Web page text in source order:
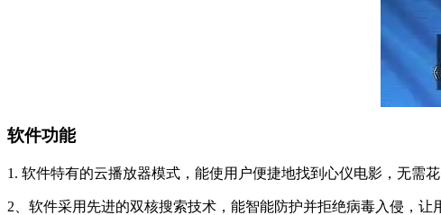
软件功能
1. 软件特有的云播放器模式，能使用户便捷地找到心仪电影，无需花
2、软件采用先进的双核搜索技术，能智能防护并拒绝病毒入侵，让